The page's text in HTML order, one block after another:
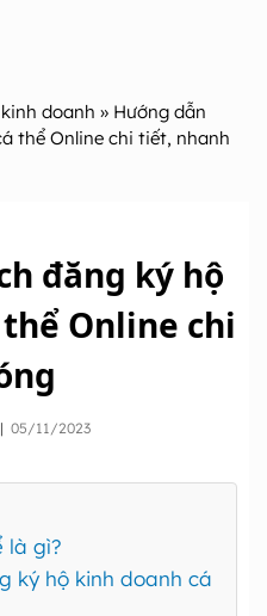
doanh » Hướng dẫn
thể Online chi tiết, nhanh
đăng ký hộ
Online chi
| 05/11/2023
là gì?
ký hộ kinh doanh cá